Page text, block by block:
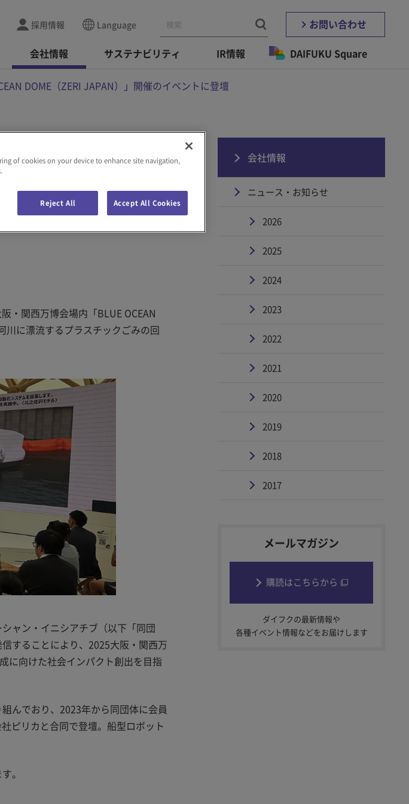
採用情報 Language お問い合わせ
会社情報 サステナビリティ IR情報 DAIFUKU Square
DOME（ZERI JAPAN）」開催のイベントに登壇
イベントに登
・関西万博会場内「BLUE OCEAN
川に漂流するプラスチックごみの回
ャン・イニシアチブ（以下「同団
することにより、2025大阪・関西万
に向けた社会インパクト創出を目指
んでおり、2023年から同団体に会員
ピリカと合同で登壇。船型ロボット
。
会社情報
ニュース・お知らせ
2026
2025
2024
2023
2022
2021
2020
2019
2018
2017
メールマガジン
購読はこちらから
ダイフクの最新情報や
各種イベント情報などをお届けします
of cookies on your device to enhance site navigation,
Reject All Accept All Cookies